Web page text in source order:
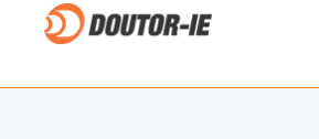
conteúdo